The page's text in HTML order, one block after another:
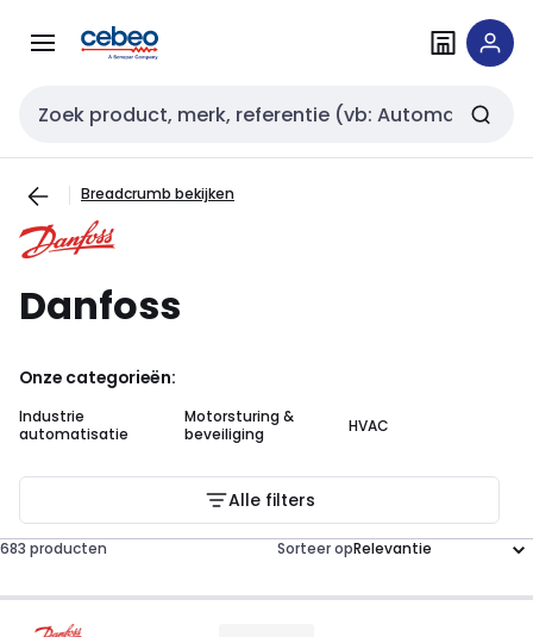
naar
naar
Zoekveld invoer
Breadcrumb bekijken
Danfoss
Onze categorieën:
Industrie
automatisatie
Motorsturing &
beveiliging
HVAC
Alle filters
683 producten Sorteer op